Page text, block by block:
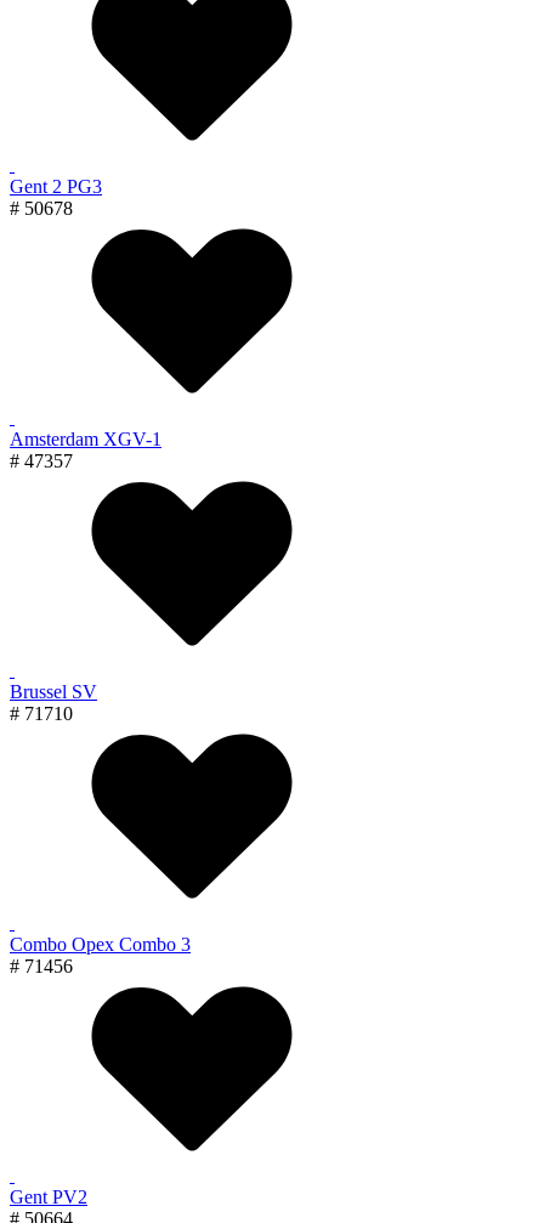
Gent 2 PG3
# 50678
Amsterdam XGV-1
# 47357
Brussel SV
# 71710
Combo Орех Combo 3
# 71456
Gent PV2
# 50664